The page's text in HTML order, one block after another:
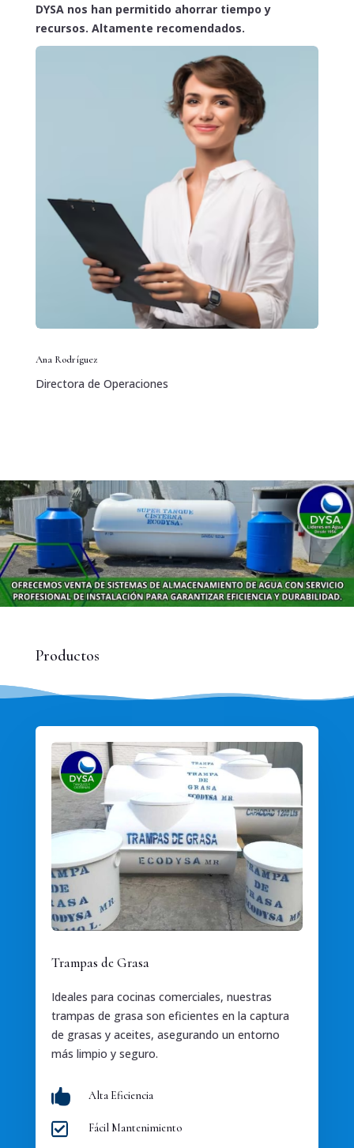
DYSA nos han permitido ahorrar tiempo y
recursos. Altamente recomendados.
Ana Rodríguez
Directora de Operaciones
Productos
Trampas de Grasa
Ideales para cocinas comerciales, nuestras
trampas de grasa son eficientes en la captura
de grasas y aceites, asegurando un entorno
más limpio y seguro.
 Alta Eficiencia
 Fácil Mantenimiento